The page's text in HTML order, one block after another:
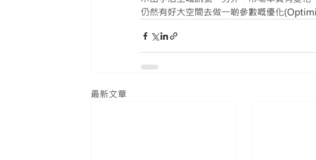
仍然有好大空間去做一啲參數嘅優化
最新文章